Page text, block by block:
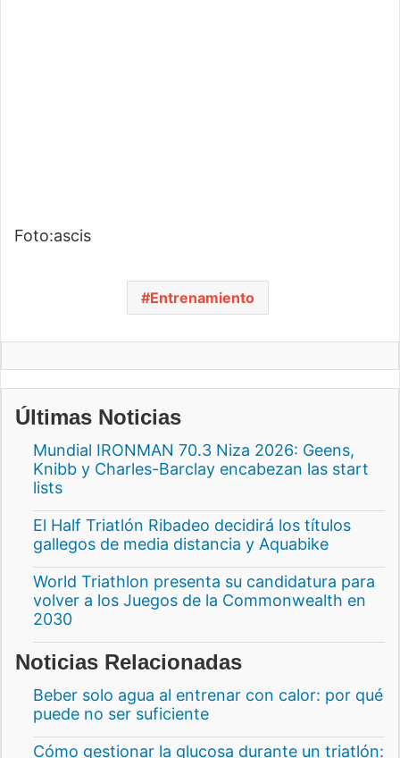
Foto:ascis
Entrenamiento
Últimas Noticias
Mundial IRONMAN 70.3 Niza 2026: Geens,
Knibb y Charles-Barclay encabezan las start
lists
El Half Triatlón Ribadeo decidirá los títulos
gallegos de media distancia y Aquabike
World Triathlon presenta su candidatura para
volver a los Juegos de la Commonwealth en
2030
Noticias Relacionadas
Beber solo agua al entrenar con calor: por qué
puede no ser suficiente
Cómo gestionar la glucosa durante un triatlón: